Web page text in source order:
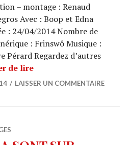
– montage : Renaud
Avec : Boop et Edna
: 24/04/2014 Nombre de
: Frinswô Musique :
Pérard Regardez d’autres
de lireBOOP ET EDNA SONT
LAISSER UN COMMENTAIRE